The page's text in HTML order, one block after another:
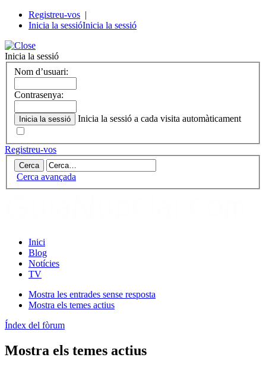
Registreu-vos |
Inicia la sessióInicia la sessió
Inicia la sessió
Nom d’usuari:
Contrasenya:
Inicia la sessió a cada visita automàticament
Registreu-vos
Cerca avançada
Inici
Blog
Notícies
TV
Mostra les entrades sense resposta
Mostra els temes actius
Índex del fòrum
Mostra els temes actius